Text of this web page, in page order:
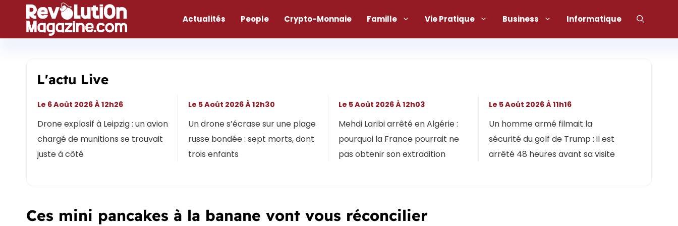
contenu
Actualités People Crypto-Monnaie Famille Vie Pratique Business Informatique
L'actu Live
Drone explosif à Leipzig : un avion
chargé de munitions se trouvait
juste à côté
Le 6 Août 2026 À 12h26
Un drone s’écrase sur une plage
russe bondée : sept morts, dont
trois enfants
Le 5 Août 2026 À 12h30
Mehdi Laribi arrêté en Algérie :
pourquoi la France pourrait ne
pas obtenir son extradition
Le 5 Août 2026 À 12h03
Un homme armé filmait la
sécurité du golf de Trump : il est
arrêté 48 heures avant sa visite
Le 5 Août 2026 À 11h16
Ces mini pancakes à la banane vont vous réconcilier